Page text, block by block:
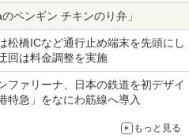
ペンギン チキンのり弁」
松橋ICなど通行止め端末を先頭にし
回は料金調整を実施
ファリーナ、日本の鉄道を初デザイ
特急」をなにわ筋線へ導入
もっと見る